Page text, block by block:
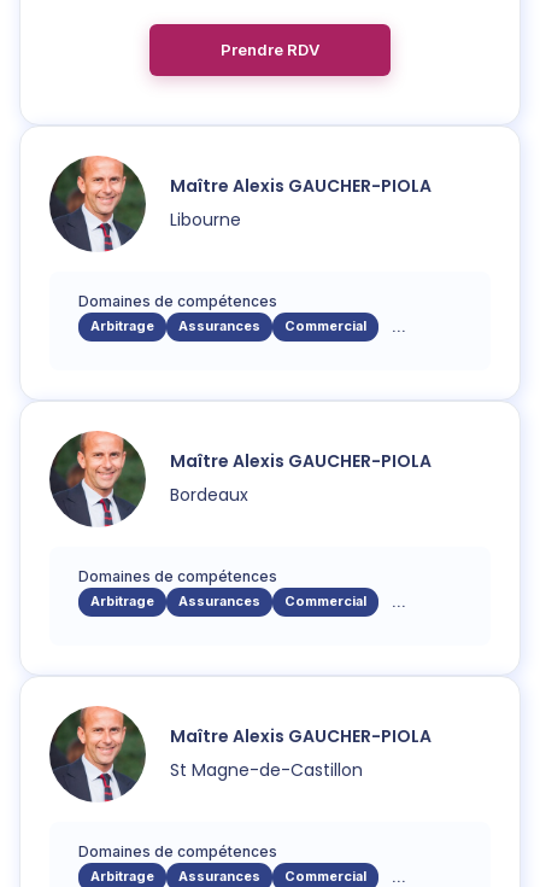
Prendre RDV
Maître Alexis GAUCHER-PIOLA
Libourne
Domaines de compétences
Arbitrage Assurances Commercial ...
Maître Alexis GAUCHER-PIOLA
Bordeaux
Domaines de compétences
Arbitrage Assurances Commercial ...
Maître Alexis GAUCHER-PIOLA
St Magne-de-Castillon
Domaines de compétences
Arbitrage Assurances Commercial ...